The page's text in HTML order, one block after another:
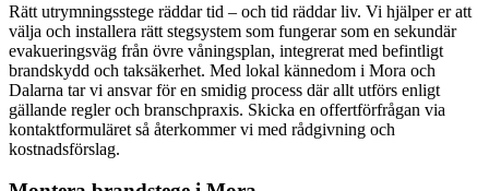
Rätt utrymningsstege räddar tid – och tid räddar liv. Vi hjälper er att
välja och installera rätt stegsystem som fungerar som en sekundär
evakueringsväg från övre våningsplan, integrerat med befintligt
brandskydd och taksäkerhet. Med lokal kännedom i Mora och
Dalarna tar vi ansvar för en smidig process där allt utförs enligt
gällande regler och branschpraxis. Skicka en offertförfrågan via
kontaktformuläret så återkommer vi med rådgivning och
kostnadsförslag.